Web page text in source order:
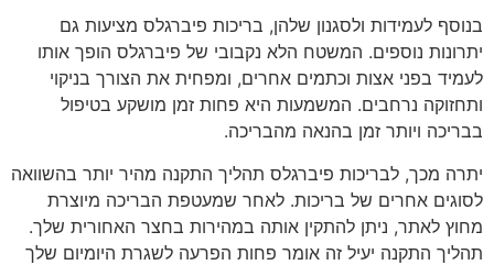
בנוסף לעמידות ולסגנון שלהן, בריכות פיברגלס מציעות גם
יתרונות נוספים. המשטח הלא נקבובי של פיברגלס הופך אותו
לעמיד בפני אצות וכתמים אחרים, ומפחית את הצורך בניקוי
ותחזוקה נרחבים. המשמעות היא פחות זמן מושקע בטיפול
בבריכה ויותר זמן בהנאה מהבריכה.
יתרה מכך, לבריכות פיברגלס תהליך התקנה מהיר יותר בהשוואה
לסוגים אחרים של בריכות. לאחר שמעטפת הבריכה מיוצרת
מחוץ לאתר, ניתן להתקין אותה במהירות בחצר האחורית שלך.
תהליך התקנה יעיל זה אומר פחות הפרעה לשגרת היומיום שלך